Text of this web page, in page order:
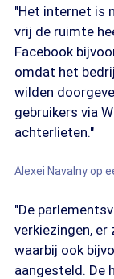
"Het internet is
vrij de ruimte
Facebook
omdat het
wilden
gebruikers via
achterlieten."
Alexei Navalny op
"De
verkiezingen, er
waarbij ook
aangesteld. De